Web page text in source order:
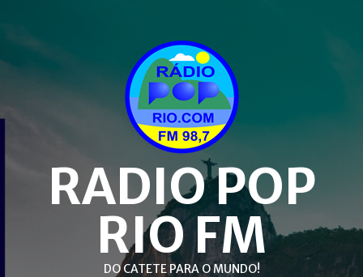
content
RADIO POP
RIO FM
DO CATETE PARA O MUNDO!